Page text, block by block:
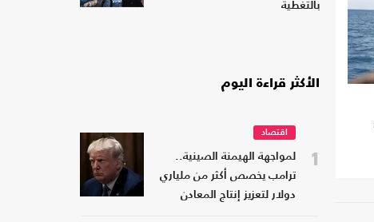
بالتغطية
الأكثر قراءة اليوم
1
اقتصاد
لمواجهة الهيمنة الصينية..
ترامب يخصص أكثر من ملياري
دولار لتعزيز إنتاج المعادن